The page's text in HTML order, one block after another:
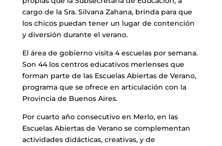
cargo de la Sra. Silvana Zahana, brinda para que
los chicos puedan tener un lugar de contención
y diversión durante el verano.
El área de gobierno visita 4 escuelas por semana.
Son 44 los centros educativos merlenses que
forman parte de las Escuelas Abiertas de Verano,
programa que se ofrece en articulación con la
Provincia de Buenos Aires.
Por cuarto año consecutivo en Merlo, en las
Escuelas Abiertas de Verano se complementan
actividades didácticas, creativas, y de